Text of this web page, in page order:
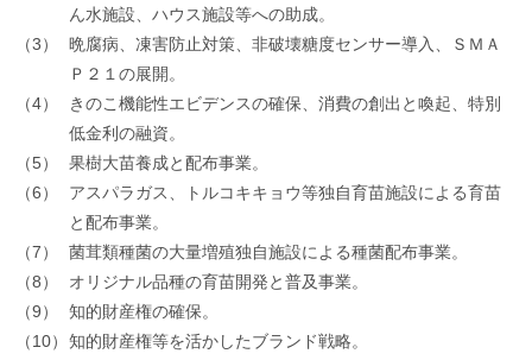
ん水施設、ハウス施設等への助成。
晩腐病、凍害防止対策、非破壊糖度センサー導入、ＳＭＡ
Ｐ２１の展開。
きのこ機能性エビデンスの確保、消費の創出と喚起、特別
低金利の融資。
果樹大苗養成と配布事業。
アスパラガス、トルコキキョウ等独自育苗施設による育苗
と配布事業。
菌茸類種菌の大量増殖独自施設による種菌配布事業。
オリジナル品種の育苗開発と普及事業。
知的財産権の確保。
知的財産権等を活かしたブランド戦略。